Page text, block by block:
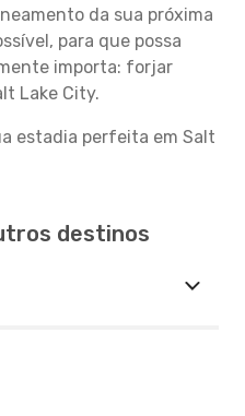
da sua próxima
para que possa
importa: forjar
Lake City.
estadia perfeita em Salt
destinos